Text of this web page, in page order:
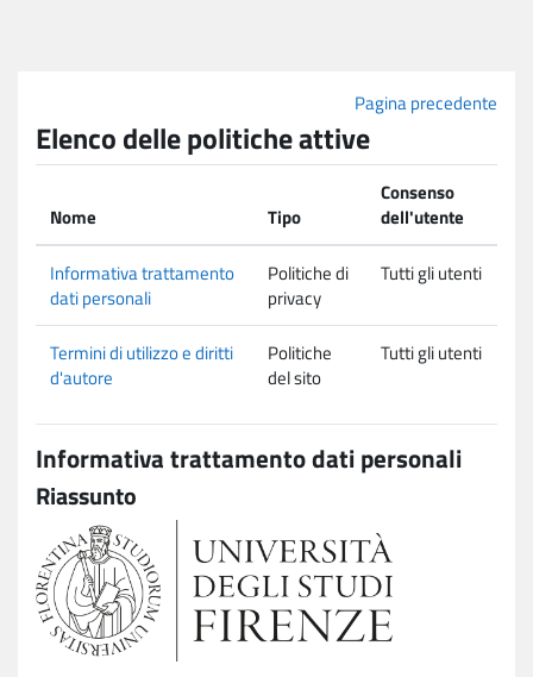
Pagina precedente
Elenco delle politiche attive
Nome Tipo
Consenso
dell'utente
Informativa trattamento
dati personali
Politiche di
privacy
Tutti gli utenti
Termini di utilizzo e diritti
d'autore
Politiche
del sito
Tutti gli utenti
Informativa trattamento dati personali
Riassunto